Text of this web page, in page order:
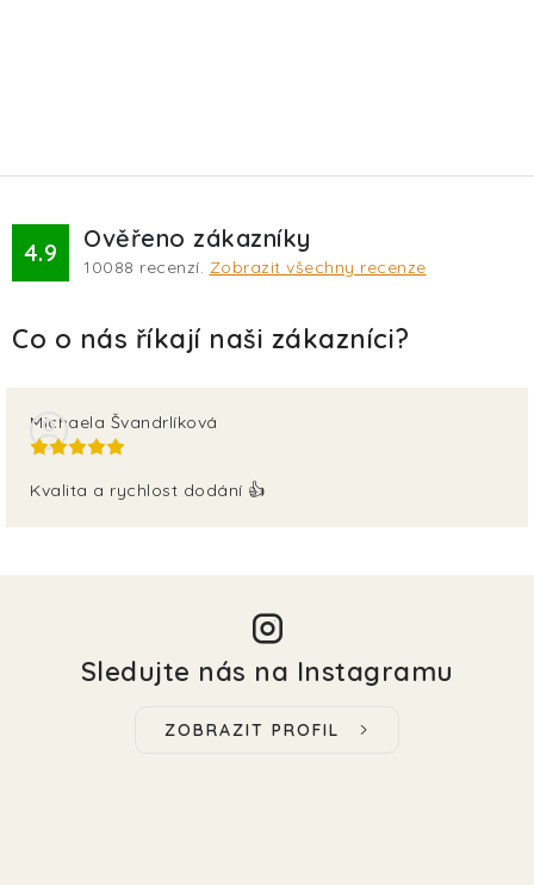
4.9 Ověřeno zákazníky
10088 recenzí. Zobrazit všechny recenze
Michaela Švandrlíková
Kvalita a rychlost dodání 👍
Sledujte nás na Instagramu
ZOBRAZIT PROFIL